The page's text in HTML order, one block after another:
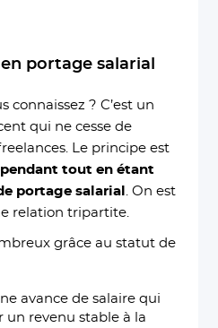
portage salarial
connaissez ? C’est un
qui ne cesse de
Le principe est
tout en étant
portage salarial
. On est
relation tripartite.
grâce au statut de
avance de salaire qui
un revenu stable à la